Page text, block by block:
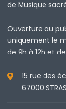
de Musique
Ouverture au
uniquement le
de 9h à 12h et de
15 rue des
67000